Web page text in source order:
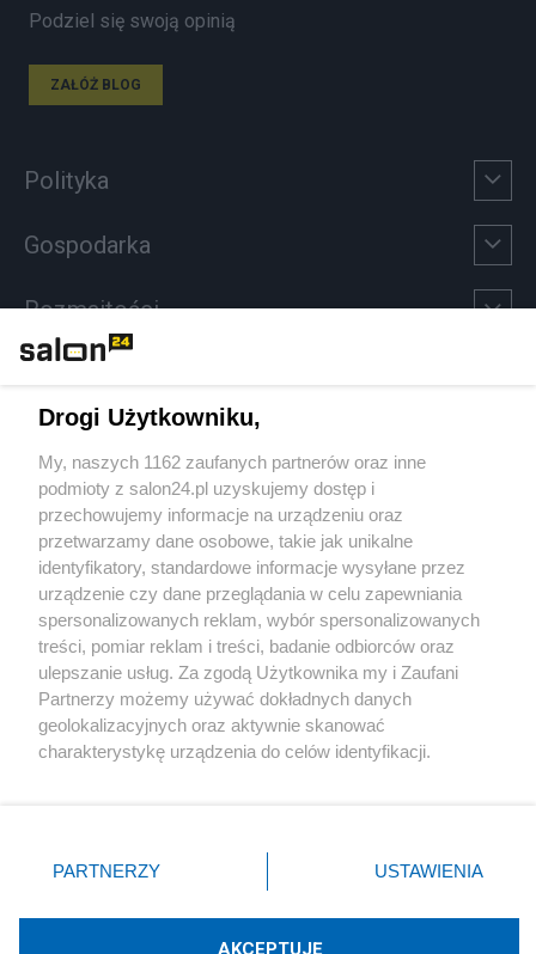
Podziel się swoją opinią
ZAŁÓŻ BLOG
Polityka
Gospodarka
Rozmaitości
Sport
Społeczeństwo
Kultura
X Facebook Instagram Youtube
Drogi Użytkowniku,
My, naszych 1162 zaufanych partnerów oraz inne
podmioty z salon24.pl uzyskujemy dostęp i
przechowujemy informacje na urządzeniu oraz
przetwarzamy dane osobowe, takie jak unikalne
identyfikatory, standardowe informacje wysyłane przez
urządzenie czy dane przeglądania w celu zapewniania
spersonalizowanych reklam, wybór spersonalizowanych
treści, pomiar reklam i treści, badanie odbiorców oraz
ulepszanie usług. Za zgodą Użytkownika my i Zaufani
Partnerzy możemy używać dokładnych danych
geolokalizacyjnych oraz aktywnie skanować
charakterystykę urządzenia do celów identyfikacji.
zmienić/wycofać klikając przycisk ustawień prywatności
znajdujący się w lewym dolnym rogu strony
rodzaje przetwarzania danych nie wymagają zgody
użytkownika, ale masz prawo sprzeciwić się takiemu
PARTNERZY USTAWIENIA
AKCEPTUJĘ